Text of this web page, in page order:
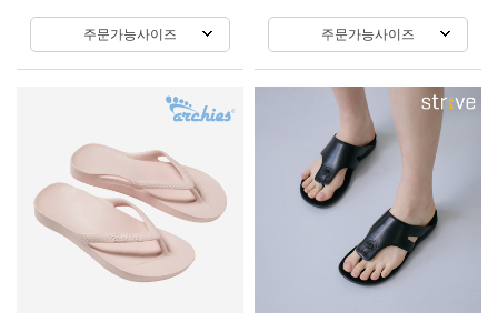
주문가능사이즈 주문가능사이즈